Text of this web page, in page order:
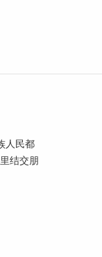
人民都
结交朋